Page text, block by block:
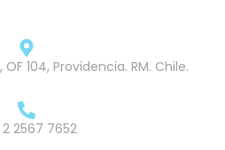
104, Providencia. RM. Chile.
2567 7652